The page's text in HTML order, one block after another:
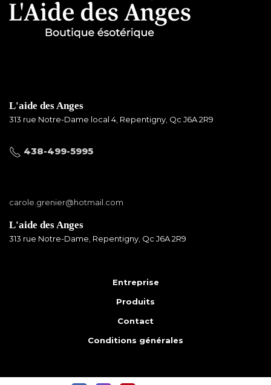
L'aide des Anges
313 rue Notre-Dame local 4, Repentigny, Qc J6A 2R9
438-499-5995
carole.grenier@hotmail.com
L'aide des Anges
313 rue Notre-Dame, Repentigny, Qc J6A 2R9
Entreprise
Produits
Contact
Conditions générales